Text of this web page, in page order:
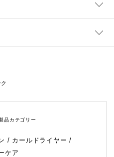
品カテゴリー
カールドライヤー
ケア